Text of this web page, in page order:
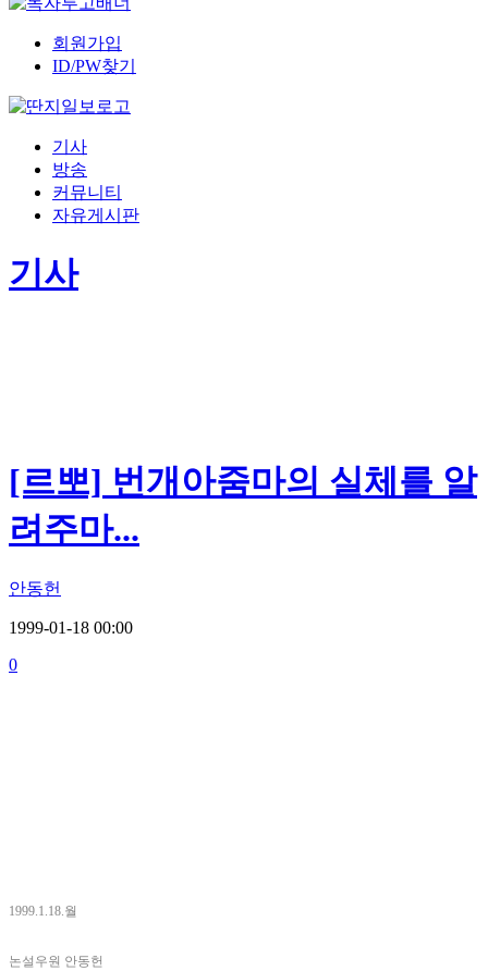
회원가입
ID/PW찾기
기사
방송
커뮤니티
자유게시판
기사
[르뽀] 번개아줌마의 실체를 알
려주마...
안동헌
1999-01-18 00:00
0
1999.1.18.월
논설우원 안동헌